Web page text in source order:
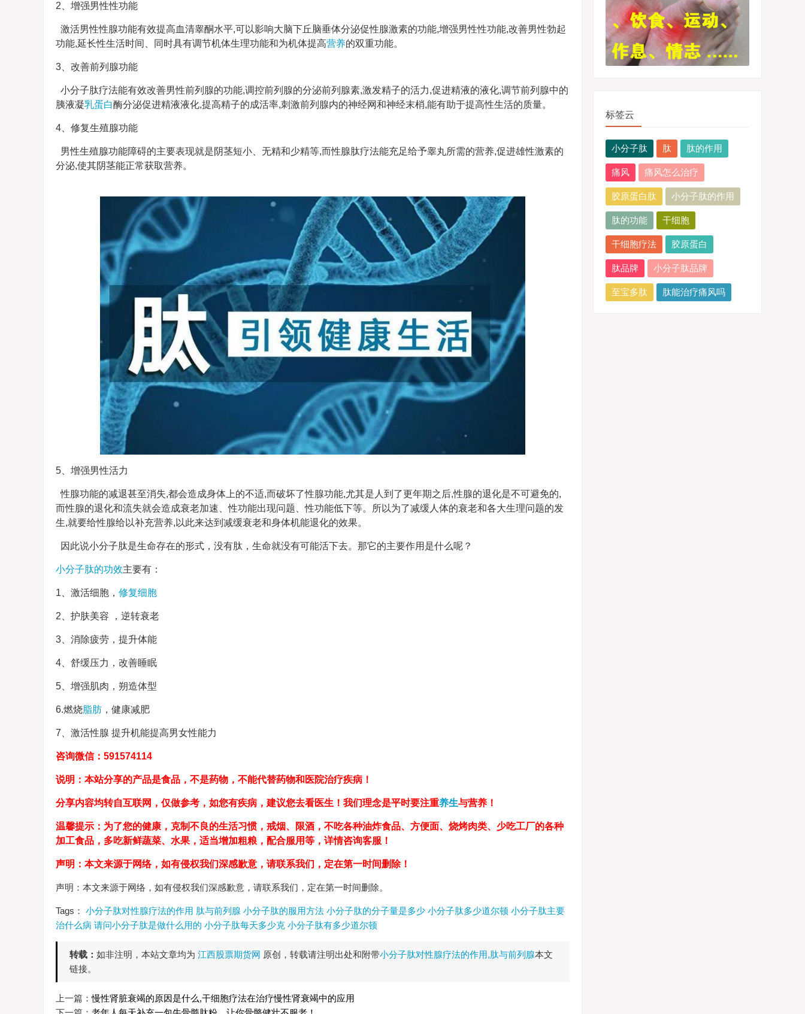
2、增强男性性功能
激活男性性腺功能有效提高血清睾酮水平,可以影响大脑下丘脑垂体分泌促性腺激素的功能,增强男性性功能,改善男性勃起
功能,延长性生活时间、同时具有调节机体生理功能和为机体提高营养的双重功能。
3、改善前列腺功能
小分子肽疗法能有效改善男性前列腺的功能,调控前列腺的分泌前列腺素,激发精子的活力,促进精液的液化,调节前列腺中的
胰液凝乳蛋白酶分泌促进精液液化,提高精子的成活率,刺激前列腺内的神经网和神经末梢,能有助于提高性生活的质量。
4、修复生殖腺功能
男性生殖腺功能障碍的主要表现就是阴茎短小、无精和少精等,而性腺肽疗法能充足给予睾丸所需的营养,促进雄性激素的
分泌,使其阴茎能正常获取营养。
5、增强男性活力
性腺功能的减退甚至消失,都会造成身体上的不适,而破坏了性腺功能,尤其是人到了更年期之后,性腺的退化是不可避免的,
而性腺的退化和流失就会造成衰老加速、性功能出现问题、性功能低下等。所以为了减缓人体的衰老和各大生理问题的发
生,就要给性腺给以补充营养,以此来达到减缓衰老和身体机能退化的效果。
因此说小分子肽是生命存在的形式，没有肽，生命就没有可能活下去。那它的主要作用是什么呢？
小分子肽的功效主要有：
1、激活细胞， 修复细胞
2、护肤美容 ，逆转衰老
3、消除疲劳，提升体能
4、舒缓压力，改善睡眠
5、增强肌肉，朔造体型
6.燃烧脂肪 ，健康减肥
7、激活性腺 提升机能提高男女性能力
咨询微信：591574114
说明：本站分享的产品是食品，不是药物，不能代替药物和医院治疗疾病！
分享内容均转自互联网，仅做参考，如您有疾病，建议您去看医生！我们理念是平时要注重养生与营养！
温馨提示：为了您的健康，克制不良的生活习惯，戒烟、限酒，不吃各种油炸食品、方便面、烧烤肉类、少吃工厂的各种
加工食品，多吃新鲜蔬菜、水果，适当增加粗粮，配合服用等，详情咨询客服！
声明：本文来源于网络，如有侵权我们深感歉意，请联系我们，定在第一时间删除！
声明：本文来源于网络，如有侵权我们深感歉意，请联系我们，定在第一时间删除。
Tags： 小分子肽对性腺疗法的作用 肽与前列腺 小分子肽的服用方法 小分子肽的分子量是多少 小分子肽多少道尔顿 小分子肽主要
治什么病 请问小分子肽是做什么用的 小分子肽每天多少克 小分子肽有多少道尔顿
转载： 如非注明，本站文章均为 江西股票期货网 原创，转载请注明出处和附带小分子肽对性腺疗法的作用,肽与前列腺本文
链接。
上一篇：慢性肾脏衰竭的原因是什么,干细胞疗法在治疗慢性肾衰竭中的应用
标签云
小分子肽 肽 肽的作用
痛风 痛风怎么治疗
胶原蛋白肽 小分子肽的作用
肽的功能 干细胞
干细胞疗法 胶原蛋白
肽品牌 小分子肽品牌
至宝多肽 肽能治疗痛风吗